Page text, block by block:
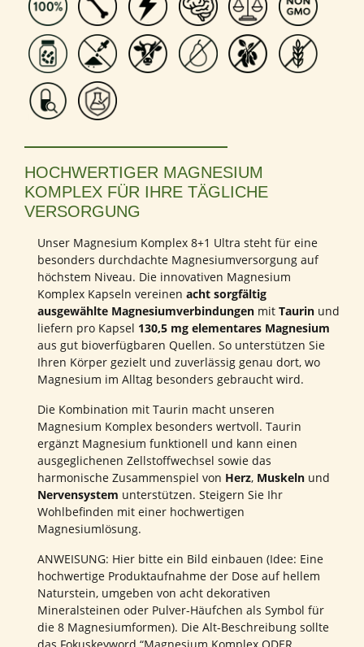
HOCHWERTIGER MAGNESIUM
KOMPLEX FÜR IHRE TÄGLICHE
VERSORGUNG
Unser Magnesium Komplex 8+1 Ultra steht für eine
besonders durchdachte Magnesiumversorgung auf
höchstem Niveau. Die innovativen Magnesium
Komplex Kapseln vereinen acht sorgfältig
ausgewählte Magnesiumverbindungen mit Taurin und
liefern pro Kapsel 130,5 mg elementares Magnesium
aus gut bioverfügbaren Quellen. So unterstützen Sie
Ihren Körper gezielt und zuverlässig genau dort, wo
Magnesium im Alltag besonders gebraucht wird.
Die Kombination mit Taurin macht unseren
Magnesium Komplex besonders wertvoll. Taurin
ergänzt Magnesium funktionell und kann einen
ausgeglichenen Zellstoffwechsel sowie das
harmonische Zusammenspiel von Herz, Muskeln und
Nervensystem unterstützen. Steigern Sie Ihr
Wohlbefinden mit einer hochwertigen
Magnesiumlösung.
ANWEISUNG: Hier bitte ein Bild einbauen (Idee: Eine
hochwertige Produktaufnahme der Dose auf hellem
Naturstein, umgeben von acht dekorativen
Mineralsteinen oder Pulver-Häufchen als Symbol für
die 8 Magnesiumformen). Die Alt-Beschreibung sollte